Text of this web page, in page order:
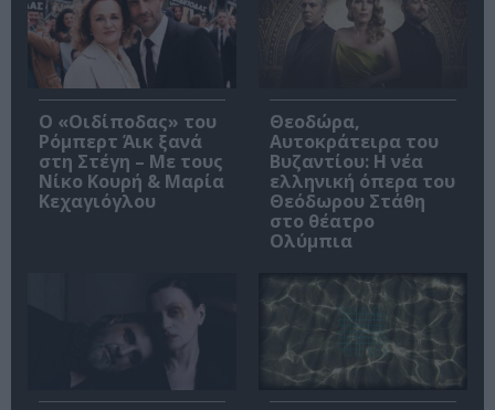
O «Οιδίποδας» του
Ρόμπερτ Άικ ξανά
στη Στέγη – Με τους
Νίκο Κουρή & Μαρία
Κεχαγιόγλου
Θεοδώρα,
Αυτοκράτειρα του
Βυζαντίου: Η νέα
ελληνική όπερα του
Θεόδωρου Στάθη
στο θέατρο
Ολύμπια